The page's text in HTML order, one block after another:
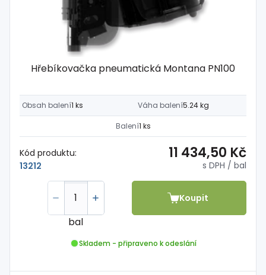
Hřebíkovačka pneumatická Montana PN100
Obsah balení1 ks Váha balení5.24 kg
Balení1 ks
Kód produktu:
13212
11 434,50 Kč
s DPH / bal
bal
Koupit
Skladem - připraveno k odeslání